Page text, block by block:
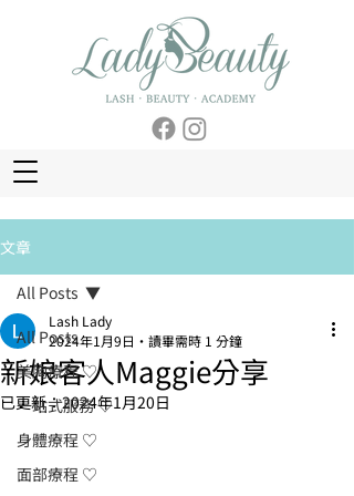
文章
All Posts
美胸療程 ♡
一站式服務 ♡
身體療程 ♡
面部療程 ♡
All Posts
新娘客人Maggie分享
Lash Lady
2024年1月9日
讀畢需時 1 分鐘
已更新：2024年1月20日